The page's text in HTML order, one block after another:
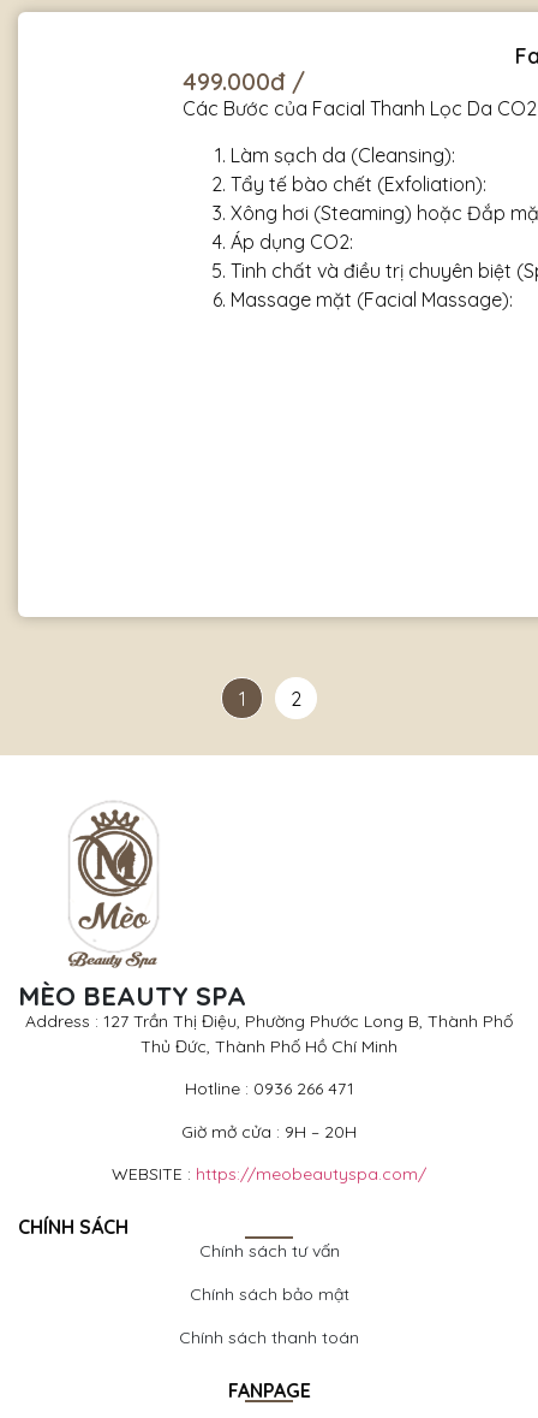
499.000đ /
Các Bước của Facial Thanh Lọc Da
Làm sạch da (Cleansing):
Tẩy tế bào chết (Exfoliation):
Xông hơi (Steaming) hoặc Đắp
Áp dụng CO2:
Tinh chất và điều trị chuyên biệt
Massage mặt (Facial Massage):
1 2
MÈO BEAUTY SPA
Address : 127 Trần Thị Điệu, Phường Phước Long B, Thành Phố
Thủ Đức, Thành Phố Hồ Chí Minh
Hotline : 0936 266 471
Giờ mở cửa : 9H – 20H
WEBSITE : https://meobeautyspa.com/
CHÍNH SÁCH
Chính sách tư vấn
Chính sách bảo mật
Chính sách thanh toán
FANPAGE